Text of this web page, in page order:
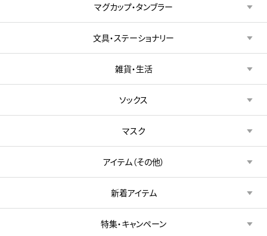
マグカップ・タンブラー
文具・ステーショナリー
雑貨・生活
ソックス
マスク
アイテム（その他）
新着アイテム
特集・キャンペーン